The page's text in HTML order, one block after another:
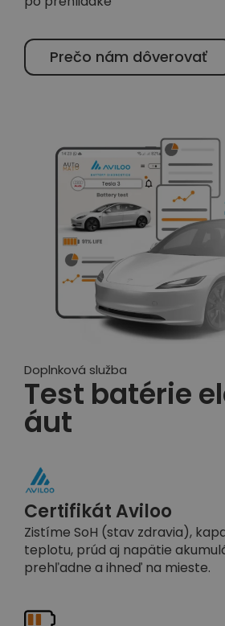
Prečo nám dôverovať
Doplnková služba
Test batérie
áut
Certifikát Aviloo
Zistíme SoH (stav zdravia),
teplotu, prúd aj napätie
prehľadne a ihneď na mieste.